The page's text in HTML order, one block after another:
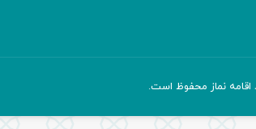
نماز محفوظ است.